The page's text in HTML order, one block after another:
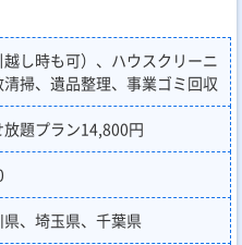
し時も可）、ハウスクリーニ
掃、遺品整理、事業ゴミ回収
題プラン14,800円
、埼玉県、千葉県